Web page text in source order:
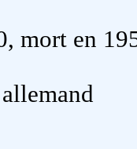
mort en